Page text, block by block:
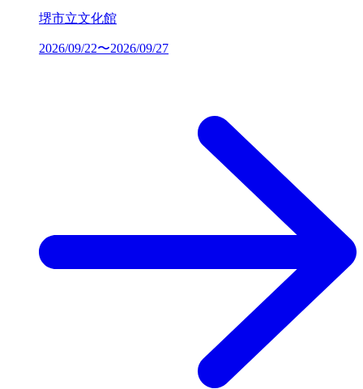
堺市立文化館
2026/09/22〜2026/09/27